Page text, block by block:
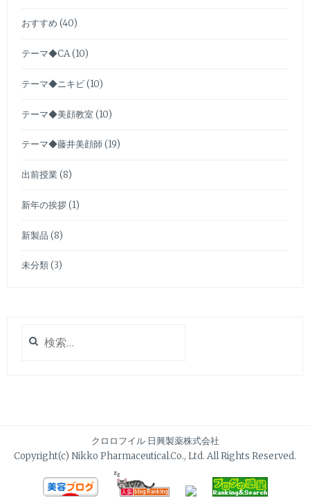
おすすめ (40)
テーマ◆CA(10)
テーマ◆ニキビ(10)
テーマ◆美顔教室 (10)
テーマ◆藤井美顔師 (19)
出前授業 (8)
新年の挨拶(1)
新製品 (8)
未分類(3)
索:
クロロフイル 日興製薬株式会社
Copyright(c) Nikko Pharmaceutical.Co., Ltd. All Rights Reserved.